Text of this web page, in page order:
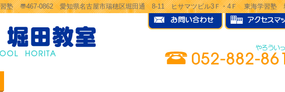
習塾 〠467-0862 愛知県名古屋市瑞穂区堀田通 8-11 ヒサマツビル3Ｆ・4Ｆ 東海学習塾